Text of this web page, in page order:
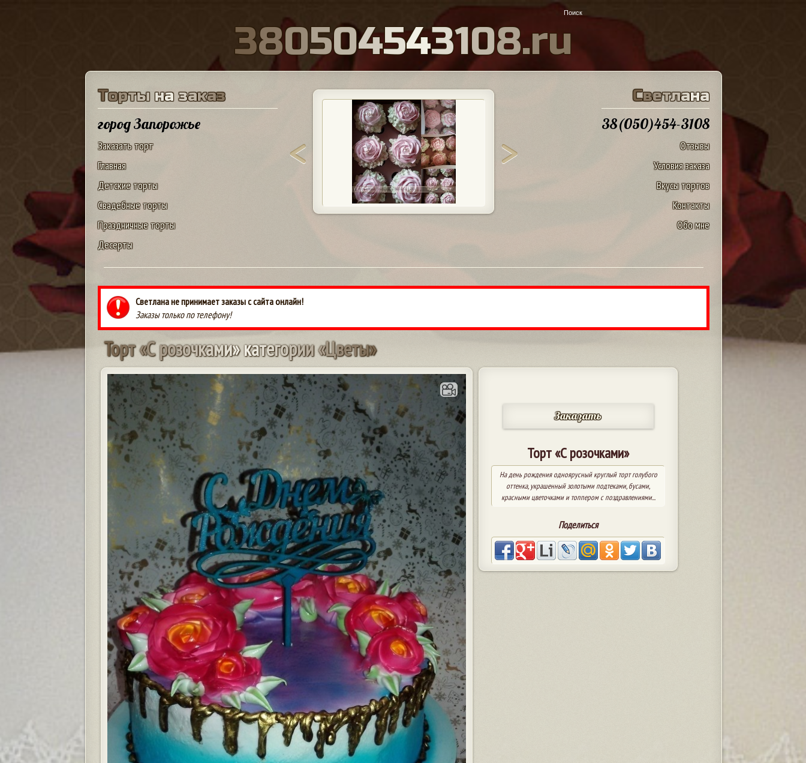
380504543108.ru
Торты на заказ
город Запорожье
Заказать торт
Главная
Детские торты
Свадебные торты
Праздничные торты
Десерты
Светлана
38(050)454-3108
Отзывы
Условия заказа
Вкусы тортов
Контакты
Обо мне
Светлана не принимает заказы с сайта онлайн!
Заказы только по телефону!
Торт«Срозочками»категории«Цветы»
Заказать
Торт «С розочками»
На день рождения одноярусный круглый торт голубого
оттенка, украшенный золотыми подтеками, бусами,
красными цветочками и топпером с поздравлениями...
Поделиться